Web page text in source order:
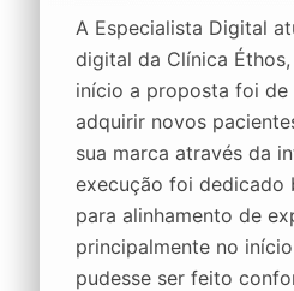
A Especialista Digital
digital da Clínica
início a proposta foi de
adquirir novos
sua marca através da
execução foi dedicado
para alinhamento de
principalmente no
pudesse ser feito